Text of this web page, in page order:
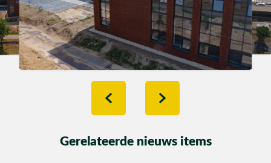
Gerelateerde nieuws items